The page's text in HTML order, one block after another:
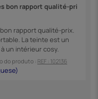
bon rapport qualité-pri
rapport qualité-prix.
La teinte est un
un intérieur cosy.
do produto : REF : 102136